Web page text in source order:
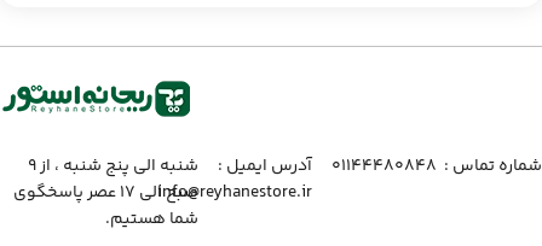
شماره تماس :‌ ۰۱۱۴۴۴۸۰۸۴۸
آدرس ایمیل :‌
info@reyhanestore.ir
شنبه الی پنج شنبه ، از ۹
صبح الی ۱۷ عصر پاسخگوی
شما هستیم.